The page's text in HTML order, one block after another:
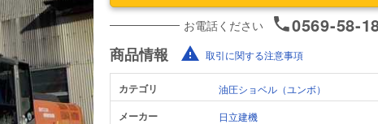
お電話ください 0569-58-
商品情報 取引に関する注意事項
カテゴリ 油圧ショベル（ユンボ）
メーカー 日立建機